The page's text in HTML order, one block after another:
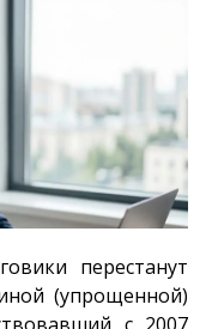
перестанут
(упрощенной)